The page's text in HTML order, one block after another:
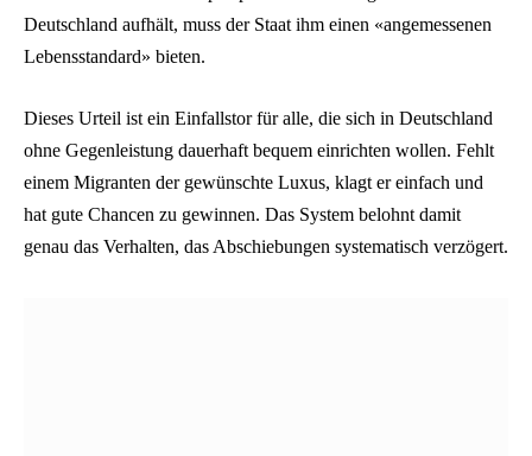
Deutschland aufhält, muss der Staat ihm einen «angemessenen
Lebensstandard» bieten.
Dieses Urteil ist ein Einfallstor für alle, die sich in Deutschland
ohne Gegenleistung dauerhaft bequem einrichten wollen. Fehlt
einem Migranten der gewünschte Luxus, klagt er einfach und
hat gute Chancen zu gewinnen. Das System belohnt damit
genau das Verhalten, das Abschiebungen systematisch verzögert.